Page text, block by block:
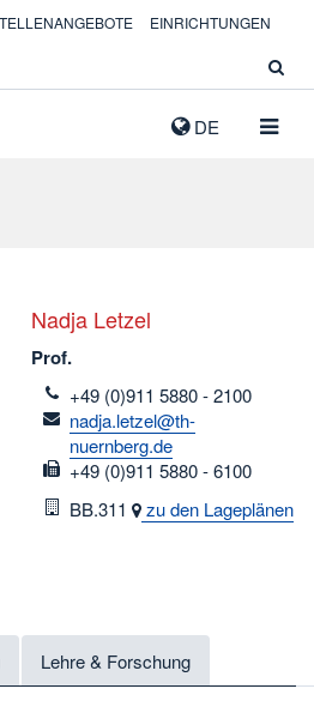
DE
EINRICHTUNGEN
Nadja Letzel
Prof.
telefon
+49 (0)911 5880 - 2100
email
nadja.letzel@th-
nuernberg.de
fax
+49 (0)911 5880 - 6100
Raum
BB.311 zu den Lageplänen
Lehre & Forschung